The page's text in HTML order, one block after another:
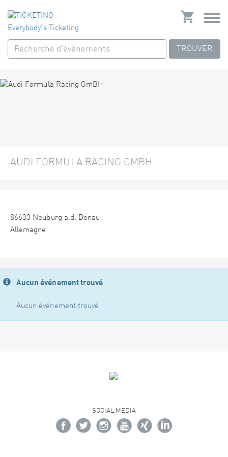
TROUVER
AUDI FORMULA RACING GMBH
86633 Neuburg a.d. Donau
Allemagne
Aucun événement trouvé
Aucun événement trouvé
SOCIAL MEDIA